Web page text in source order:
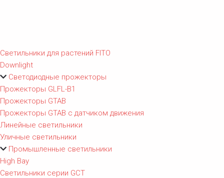
Светильники для растений FITO
Downlight
Светодиодные прожекторы
Прожекторы GLFL-B1
Прожекторы GTAB
Прожекторы GTAB с датчиком движения
Линейные светильники
Уличные светильники
Промышленные светильники
High Bay
Светильники серии GCT